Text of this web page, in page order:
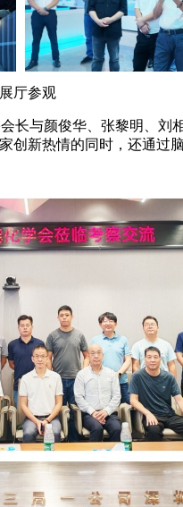
展厅参观
长与颜俊华、张黎明、
新热情的同时，还通过